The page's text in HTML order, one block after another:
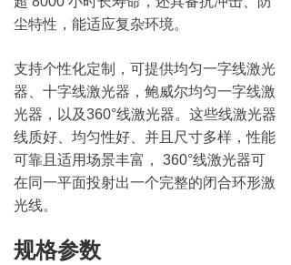
尘特性，能适应复杂环境。​
支持个性化定制，可提供均匀一字线激光
器、十字线激光器，鲍威尔均匀一字线激
光器，以及360°线激光器。这些线激光器
线质好、均匀性好、并且尺寸多样，性能
可靠且适用场景丰富， 360°线激光器可
在同一平面投射出一个完整的闭合环形激
光线。
规格参数